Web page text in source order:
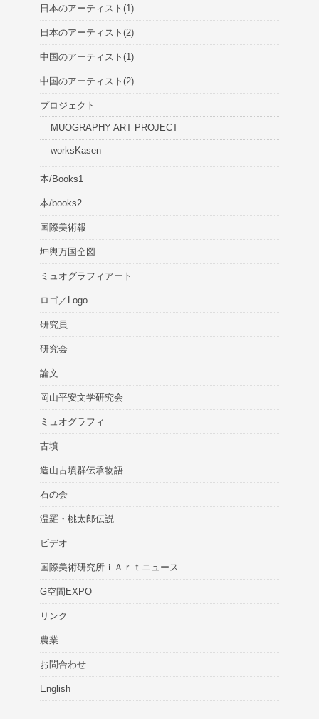
日本のアーティスト(1)
日本のアーティスト(2)
中国のアーティスト(1)
中国のアーティスト(2)
プロジェクト
MUOGRAPHY ART PROJECT
worksKasen
本/Books1
本/books2
国際美術報
坤輿万国全図
ミュオグラフィアート
ロゴ／Logo
研究員
研究会
論文
岡山平安文学研究会
ミュオグラフィ
古墳
造山古墳群伝承物語
石の会
温羅・桃太郎伝説
ビデオ
国際美術研究所ｉＡｒｔニュース
G空間EXPO
リンク
農業
お問合わせ
English